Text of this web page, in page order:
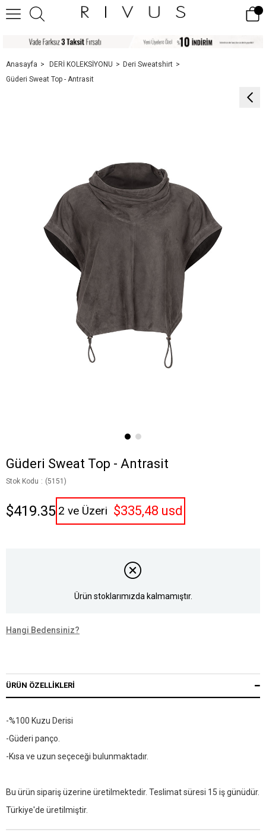
Anasayfa DERİ KOLEKSİYONU
Deri Sweatshirt
Güderi Sweat Top - Antrasit
Güderi Sweat Top - Antrasit
Stok Kodu (5151)
$419.35 2 ve Üzeri $335,48 usd
Ürün stoklarımızda kalmamıştır.
Hangi Bedensiniz?
ÜRÜN ÖZELLIKLERI
-%100 Kuzu Derisi
-Güderi panço.
-Kısa ve uzun seçeceği bulunmaktadır.
Bu ürün sipariş üzerine üretilmektedir. Teslimat süresi 15 iş günüdür.
Türkiye'de üretilmiştir.